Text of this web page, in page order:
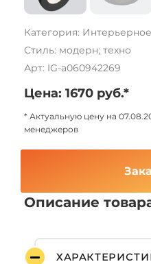
Категория:
Стиль: модерн; техно
Арт: IG-a060942269
Цена: 1670 руб.*
* Актуальную цену на
менеджеров
Описание